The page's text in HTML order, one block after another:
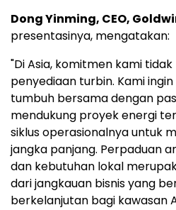
Dong Yinming, CEO,
presentasinya, mengatakan:
"Di Asia, komitmen kami
penyediaan turbin. Kami
tumbuh bersama dengan
mendukung proyek energi
siklus operasionalnya untuk
jangka panjang. Perpaduan
dan kebutuhan lokal
dari jangkauan bisnis yang
berkelanjutan bagi kawasan